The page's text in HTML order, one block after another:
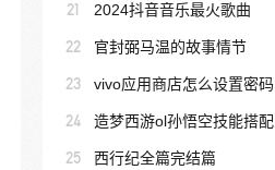
21 2024抖音音乐最火歌曲
22 官封弼马温的故事情节
23 vivo应用商店怎么设置密码
24 造梦西游ol孙悟空技能搭配
25 西行纪全篇完结篇